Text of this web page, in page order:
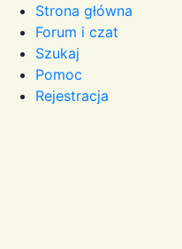
Strona główna
Forum i czat
Szukaj
Pomoc
Rejestracja